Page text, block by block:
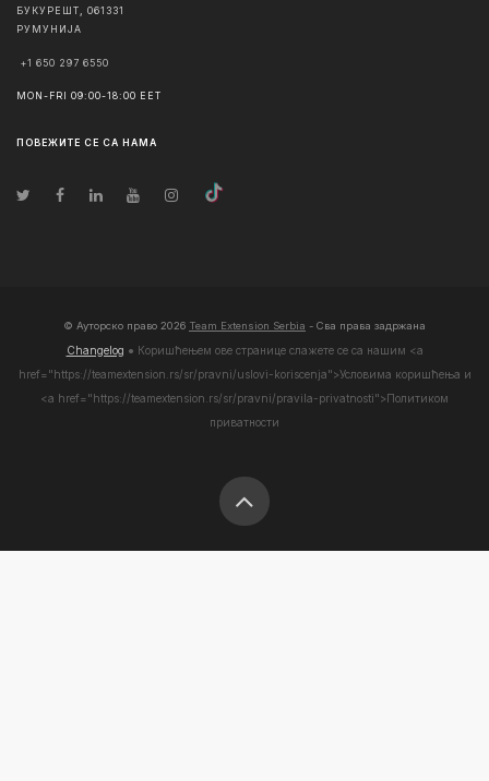
БУКУРЕШТ, 061331
РУМУНИЈА
+1 650 297 6550
MON-FRI 09:00-18:00 EET
ПОВЕЖИТЕ СЕ СА НАМА
© Ауторско право 2026 Team Extension Serbia - Сва права задржана
Changelog ● Коришћењем ове странице слажете се са нашим <а
href="https://teamextension.rs/sr/pravni/uslovi-koriscenja">Условима коришћења и
<а href="https://teamextension.rs/sr/pravni/pravila-privatnosti">Политиком
приватности